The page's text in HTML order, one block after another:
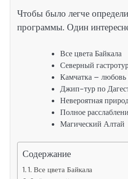
Чтобы было легче
программы. Один
Все цвета Байкала
Северный
Камчатка – любовь
Джип-тур по
Невероятная
Полное
Магический Алтай
Содержание
1. Все цвета Байкала